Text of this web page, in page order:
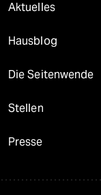
Aktuelles
Hausblog
Die Seitenwende
Stellen
Presse